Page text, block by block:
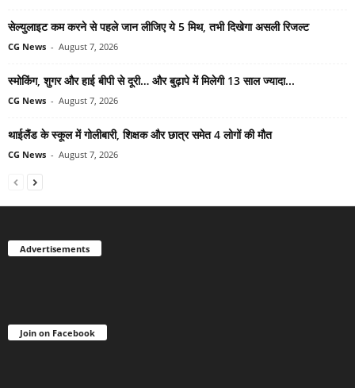
सेल्युलाइट कम करने से पहले जान लीजिए ये 5 मिथ, तभी दिखेगा असली रिजल्ट
CG News - August 7, 2026
स्मोकिंग, शुगर और हाई बीपी से दूरी… और बुढ़ापे में मिलेगी 13 साल ज्यादा...
CG News - August 7, 2026
थाईलैंड के स्कूल में गोलीबारी, शिक्षक और छात्र समेत 4 लोगों की मौत
CG News - August 7, 2026
Advertisements
Join on Facebook